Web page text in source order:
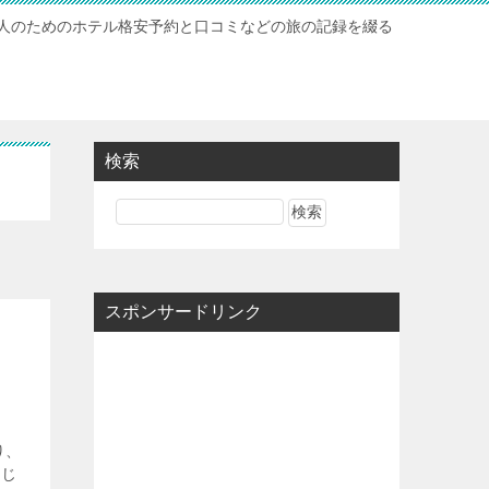
のためのホテル格安予約と口コミなどの旅の記録を綴る
検索
スポンサードリンク